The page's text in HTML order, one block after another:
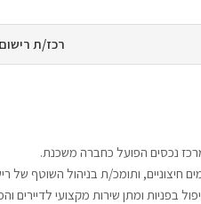
רכז/ת רישום
במרכז נכסים הפועל כחברה משכנת.
חיצוניים, ותומכ/ת בניהול השוטף של
בפניות ומתן שירות מקצועי לדיירים